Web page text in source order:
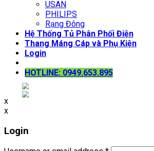
USAN
PHILIPS
Rạng Đông
Hệ Thống Tủ Phân Phối Điện
Thang Máng Cáp và Phụ Kiện
Login
HOTLINE: 0949.653.895
x
x
Login